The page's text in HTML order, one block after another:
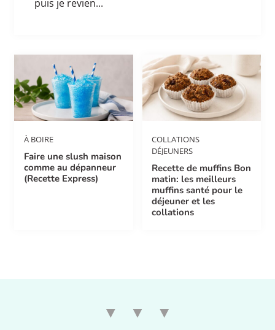
puis je revien...
À BOIRE
Faire une slush maison
comme au dépanneur
(Recette Express)
COLLATIONS
DÉJEUNERS
Recette de muffins Bon
matin: les meilleurs
muffins santé pour le
déjeuner et les
collations